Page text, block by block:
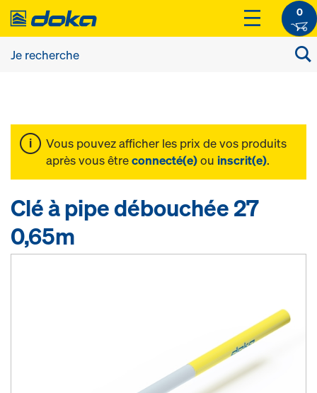
0
Vous pouvez afficher les prix de vos produits
après vous êtreconnecté(e)ou inscrit(e).
Clé à pipe débouchée 27
0,65m